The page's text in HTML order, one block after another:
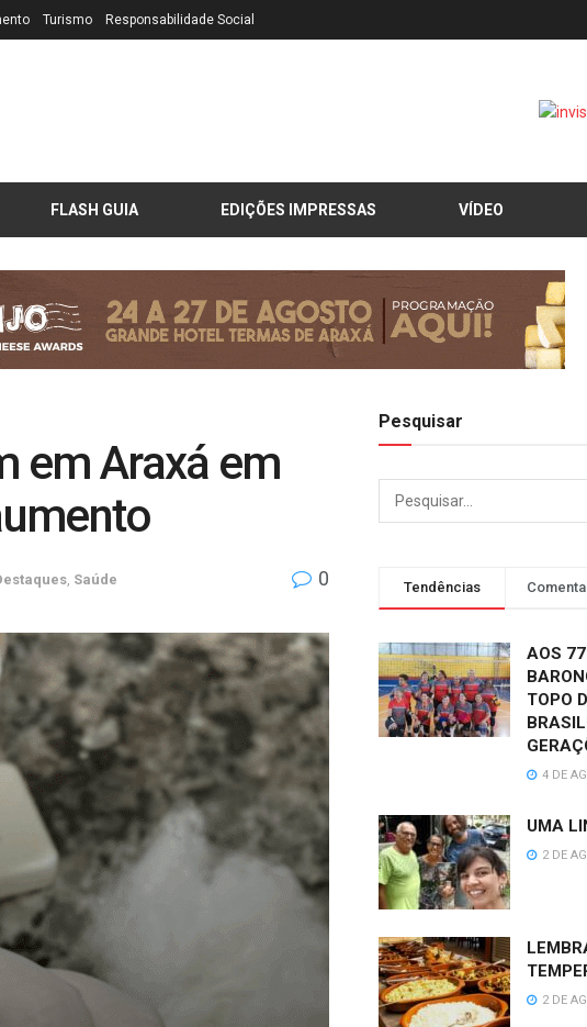
Turismo Responsabilidade Social
FLASH GUIA EDIÇÕES IMPRESSAS VÍDEO
em Araxá em
Saúde 0
Pesquisar
Tendências
AOS
TOPO
4 DE
UMA
2 DE
2 DE